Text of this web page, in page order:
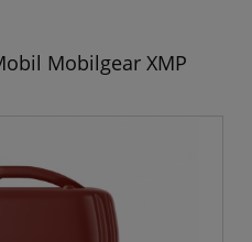
Mobilgear XMP